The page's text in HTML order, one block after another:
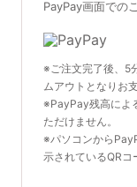
PayPay画面での
※ご注文完了後、5
ムアウトとなりお
※PayPay残高によ
ただけません。
※パソコンから
示されているQRコ